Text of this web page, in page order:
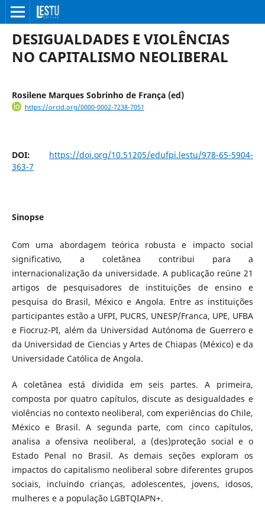
DESIGUALDADES E VIOLÊNCIAS
NO CAPITALISMO NEOLIBERAL
Rosilene Marques Sobrinho de França (ed)
https://orcid.org/0000-0002-7238-7051
DOI: https://doi.org/10.51205/edufpi.lestu/978-65-5904-
363-7
Sinopse
Com uma abordagem teórica robusta e impacto social
significativo, a coletânea contribui para a
internacionalização da universidade. A publicação reúne 21
artigos de pesquisadores de instituições de ensino e
pesquisa do Brasil, México e Angola. Entre as instituições
participantes estão a UFPI, PUCRS, UNESP/Franca, UPE, UFBA
e Fiocruz-PI, além da Universidad Autónoma de Guerrero e
da Universidad de Ciencias y Artes de Chiapas (México) e da
Universidade Católica de Angola.
A coletânea está dividida em seis partes. A primeira,
composta por quatro capítulos, discute as desigualdades e
violências no contexto neoliberal, com experiências do Chile,
México e Brasil. A segunda parte, com cinco capítulos,
analisa a ofensiva neoliberal, a (des)proteção social e o
Estado Penal no Brasil. As demais seções exploram os
impactos do capitalismo neoliberal sobre diferentes grupos
sociais, incluindo crianças, adolescentes, jovens, idosos,
mulheres e a população LGBTQIAPN+.